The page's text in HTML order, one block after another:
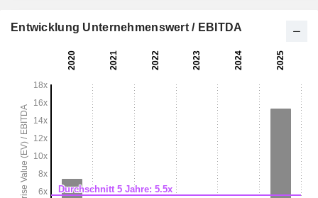
Entwicklung Unternehmenswert / EBITDA